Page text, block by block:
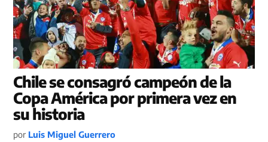
Chile se consagró campeón de la
Copa América por primera vez en
su historia
por Luis Miguel Guerrero